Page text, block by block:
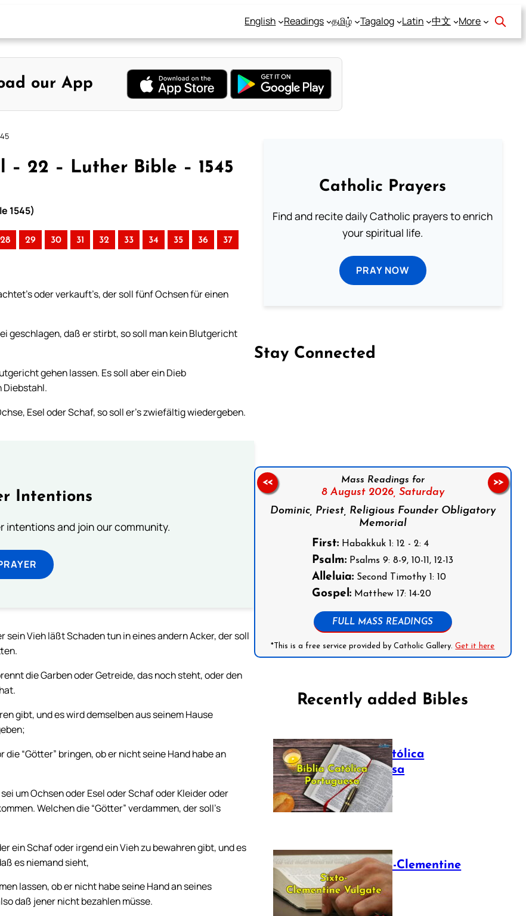
English Readings தமிழ் Tagalog Latin 中文 More
our App
22 – Luther Bible – 1545
1545)
28 29 30 31 32 33 34 35 36 37
oder verkauft’s, der soll fünf Ochsen für einen
geschlagen, daß er stirbt, so soll man kein Blutgericht
gehen lassen. Es soll aber ein Dieb
Diebstahl.
Esel oder Schaf, so soll er’s zwiefältig wiedergeben.
Intentions
intentions and join our community.
Vieh läßt Schaden tun in eines andern Acker, der soll
die Garben oder Getreide, das noch steht, oder den
gibt, und es wird demselben aus seinem Hause
“Götter” bringen, ob er nicht seine Hand habe an
um Ochsen oder Esel oder Schaf oder Kleider oder
Welchen die “Götter” verdammen, der soll’s
ein Schaf oder irgend ein Vieh zu bewahren gibt, und es
es niemand sieht,
lassen, ob er nicht habe seine Hand an seines
daß jener nicht bezahlen müsse.
Catholic Prayers
Find and recite daily Catholic prayers to enrich
your spiritual life.
PRAY NOW
Stay Connected
Mass Readings for
8 August 2026, Saturday
Dominic, Priest, Religious Founder Obligatory
Memorial
First: Habakkuk 1: 12 - 2: 4
Psalm: Psalms 9: 8-9, 10-11, 12-13
Alleluia: Second Timothy 1: 10
Gospel: Matthew 17: 14-20
FULL MASS READINGS
*This is a free service provided by Catholic Gallery.Get it here
<< >>
Recently added Bibles
Bíblia Católica
Portuguesa
July 16, 2025
The Sixto-Clementine
Vulgate
July 12, 2025